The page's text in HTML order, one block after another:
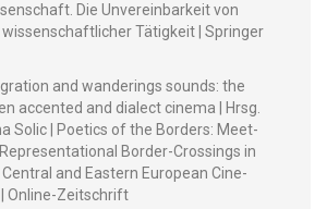
Die Unvere­in­barkeit von
Tätigkeit | Springer
and wan­der­ings sounds: the
accent­ed and dialect cin­e­ma | Hrsg.
Solic | Poet­ics of the Bor­ders: Meet­
Bor­der-Cross­ings in
and East­ern Euro­pean Cin­e­
Online-Zeitschrift